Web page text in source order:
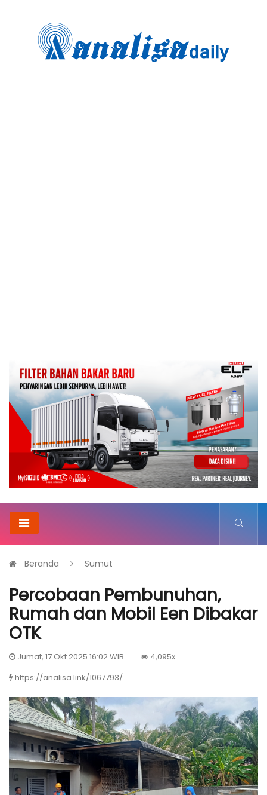
Beranda Sumut
Percobaan Pembunuhan,
Rumah dan Mobil Een Dibakar
OTK
Jumat, 17 Okt 2025 16:02 WIB
4,095x
https://analisa.link/1067793/